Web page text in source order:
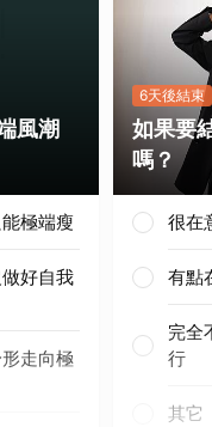
風潮
極端瘦
好自我
走向極
6天後結束
如果要
嗎？
很在
有點
完全
行
其它